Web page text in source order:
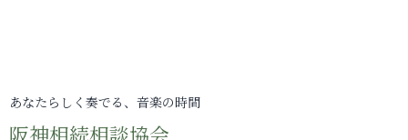
あなたらしく奏でる、音楽の時間
阪神相続相談協会